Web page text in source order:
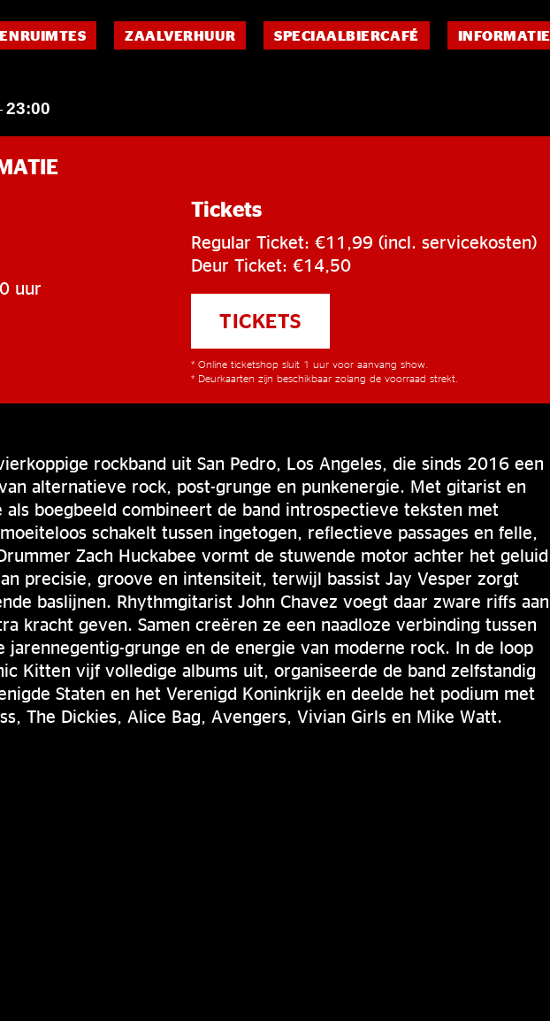
ZAALVERHUUR SPECIAALBIERCAFÉ INFORMATIE
23:00
uur
Tickets
Regular Ticket: €11,99 (incl. servicekosten)
Deur Ticket: €14,50
TICKETS
* Online ticketshop sluit 1 uur voor aanvang show.
* Deurkaarten zijn beschikbaar zolang de voorraad strekt.
rockband uit San Pedro, Los Angeles, die sinds 2016 een
alternatieve rock, post-grunge en punkenergie. Met gitarist en
als boegbeeld combineert de band introspectieve teksten met
schakelt tussen ingetogen, reflectieve passages en felle,
Zach Huckabee vormt de stuwende motor achter het geluid
precisie, groove en intensiteit, terwijl bassist Jay Vesper zorgt
baslijnen. Rhythmgitarist John Chavez voegt daar zware riffs aan
kracht geven. Samen creëren ze een naadloze verbinding tussen
jarennegentig-grunge en de energie van moderne rock. In de loop
Kitten vijf volledige albums uit, organiseerde de band zelfstandig
Staten en het Verenigd Koninkrijk en deelde het podium met
The Dickies, Alice Bag, Avengers, Vivian Girls en Mike Watt.